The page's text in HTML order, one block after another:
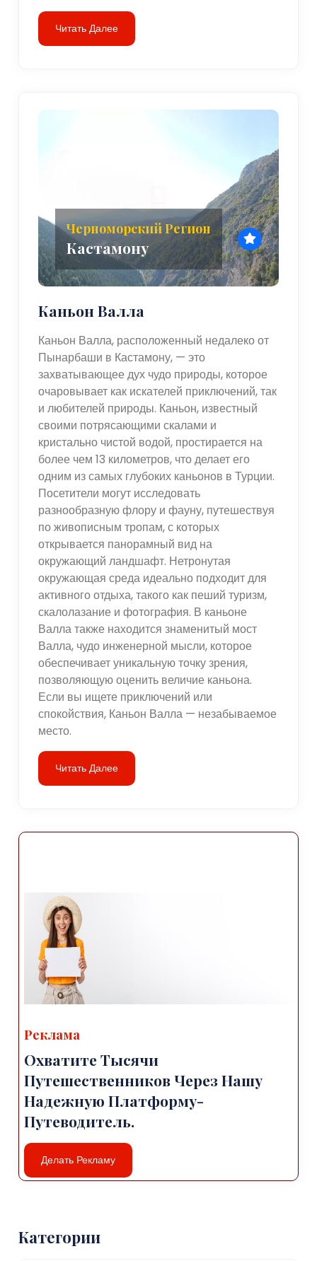
Читать Далее
Черноморский Регион
Кастамону
Каньон Валла
Каньон Валла, расположенный недалеко от
Пынарбаши в Кастамону, — это
захватывающее дух чудо природы, которое
очаровывает как искателей приключений, так
и любителей природы. Каньон, известный
своими потрясающими скалами и
кристально чистой водой, простирается на
более чем 13 километров, что делает его
одним из самых глубоких каньонов в Турции.
Посетители могут исследовать
разнообразную флору и фауну, путешествуя
по живописным тропам, с которых
открывается панорамный вид на
окружающий ландшафт. Нетронутая
окружающая среда идеально подходит для
активного отдыха, такого как пеший туризм,
скалолазание и фотография. В каньоне
Валла также находится знаменитый мост
Валла, чудо инженерной мысли, которое
обеспечивает уникальную точку зрения,
позволяющую оценить величие каньона.
Если вы ищете приключений или
спокойствия, Каньон Валла — незабываемое
место.
Читать Далее
Реклама
Охватите Тысячи
Путешественников Через Нашу
Надежную Платформу-
Путеводитель.
Делать Рекламу
Категории